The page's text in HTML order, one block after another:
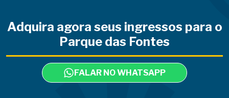
Adquira agora seus ingressos para o
Parque das Fontes
FALAR NO WHATSAPP